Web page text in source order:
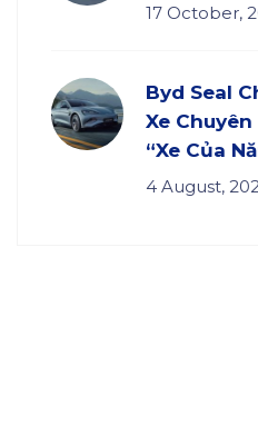
17 October,
Byd Seal
Xe
“Xe Của
4 August,